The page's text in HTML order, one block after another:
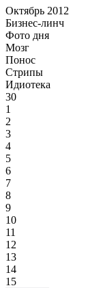
Октябрь 2012
Бизнес-линч
Фото дня
Мозг
Понос
Стрипы
Идиотека
30
1
2
3
4
5
6
7
8
9
10
11
12
13
14
15